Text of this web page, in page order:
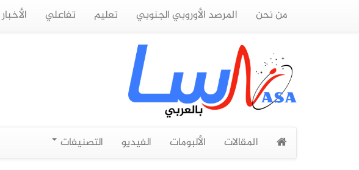
من نحن المرصد الأوروبي الجنوبي تعليم تفاعلي الأخبار
المقالات الألبومات الفيديو التصنيفات